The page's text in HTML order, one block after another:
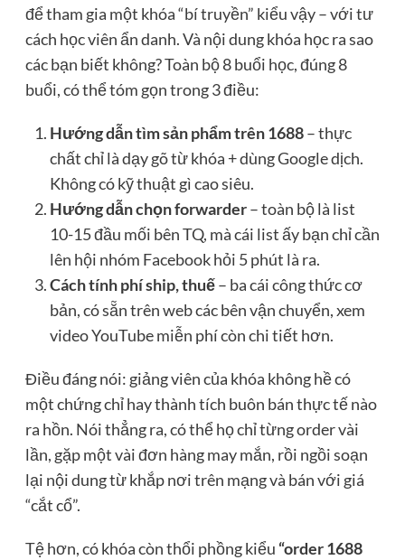
để tham gia một khóa “bí truyền” kiểu vậy – với tư
cách học viên ẩn danh. Và nội dung khóa học ra sao
các bạn biết không? Toàn bộ 8 buổi học, đúng 8
buổi, có thể tóm gọn trong 3 điều:
Hướng dẫn tìm sản phẩm trên 1688– thực
chất chỉ là dạy gõ từ khóa + dùng Google dịch.
Không có kỹ thuật gì cao siêu.
Hướng dẫn chọn forwarder– toàn bộ là list
10-15 đầu mối bên TQ, mà cái list ấy bạn chỉ cần
lên hội nhóm Facebook hỏi 5 phút là ra.
Cách tính phí ship, thuế– ba cái công thức cơ
bản, có sẵn trên web các bên vận chuyển, xem
video YouTube miễn phí còn chi tiết hơn.
Điều đáng nói: giảng viên của khóa không hề có
một chứng chỉ hay thành tích buôn bán thực tế nào
ra hồn. Nói thẳng ra, có thể họ chỉ từng order vài
lần, gặp một vài đơn hàng may mắn, rồi ngồi soạn
lại nội dung từ khắp nơi trên mạng và bán với giá
“cắt cổ”.
Tệ hơn, có khóa còn thổi phồng kiểu “order 1688